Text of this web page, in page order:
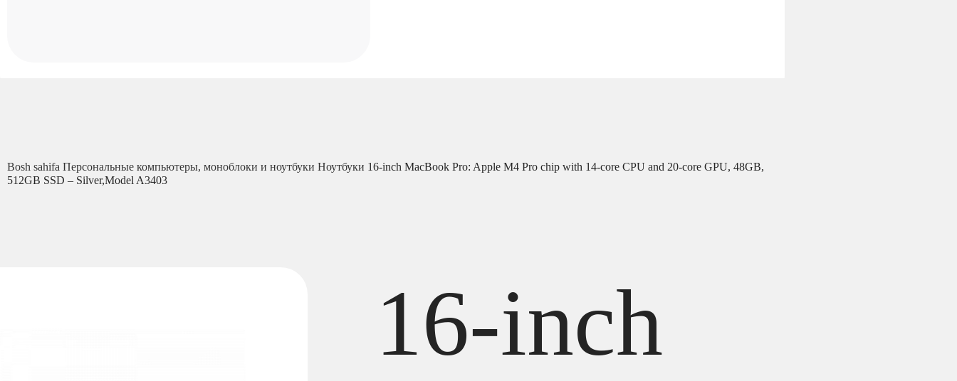
Bosh sahifa Персональные компьютеры, моноблоки и ноутбуки Ноутбуки 16-inch MacBook Pro: Apple M4 Pro chip with 14‑core CPU and 20‑core GPU, 48GB,
512GB SSD – Silver,Model A3403
16-inch